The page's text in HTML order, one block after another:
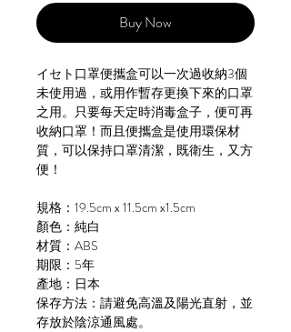
Buy Now
イセト口罩便攜盒可以一次過收納3個
未使用過，或用作暫存更換下來的口罩
之用。只要每天定時消毒盒子，便可再
收納口罩！而且便攜盒是使用環保材
質，可以保持口罩清潔，既衛生，又方
便！
規格：19.5cm x 11.5cm x1.5cm
顏色：純白
材質：ABS
期限：5年
產地：日本
保存方法：請避免高溫及陽光直射，並
存放於陰涼通風處。